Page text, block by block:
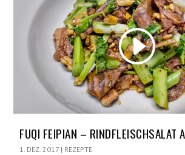
FUQI FEIPIAN – RINDFLEISCHSALAT
1. DEZ. 2017 | REZEPTE